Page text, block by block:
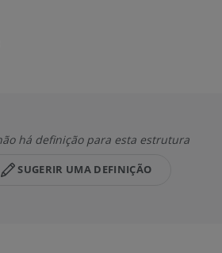
há definição para esta estrutura
SUGERIR UMA DEFINIÇÃO